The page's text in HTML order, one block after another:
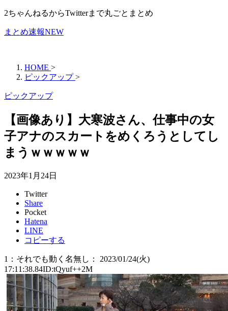
2ちゃんねるからTwitterまで丸ごとまとめ
まとめ速報NEW
HOME >
ピックアップ >
ピックアップ
【画像あり】大寒波さん、仕事中の女
子アナのスカートをめくろうとしてし
まうｗｗｗｗｗ
2023年1月24日
Twitter
Share
Pocket
Hatena
LINE
コピーする
1：それでも動く名無し： 2023/01/24(火)
17:11:38.84ID:tQyuf++2M